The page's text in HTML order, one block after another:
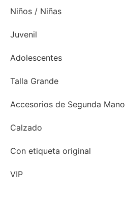
Niños / Niñas
Juvenil
Adolescentes
Talla Grande
Accesorios de Segunda Mano
Calzado
Con etiqueta original
VIP